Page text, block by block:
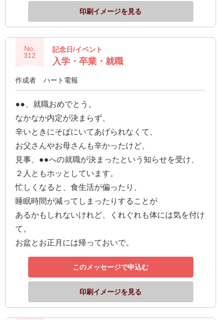
印刷イメージを見る
No.
312
記念日/イベント
入学・卒業・就職
作成者 ハート電報
●●、就職おめでとう。
なかなか内定が決まらず、
辛いときにそばにいてあげられなくて、
お父さんやお母さんも辛かったけど、
見事、●●への就職が決まったという知らせを受け、
２人ともホッとしています。
忙しくなると、食生活が偏ったり、
睡眠時間が減ってしまったりすることが
あるかもしれないけれど、くれぐれも体には気を付け
て。
お盆とお正月には帰っておいで。
このメッセージで申込む
印刷イメージを見る